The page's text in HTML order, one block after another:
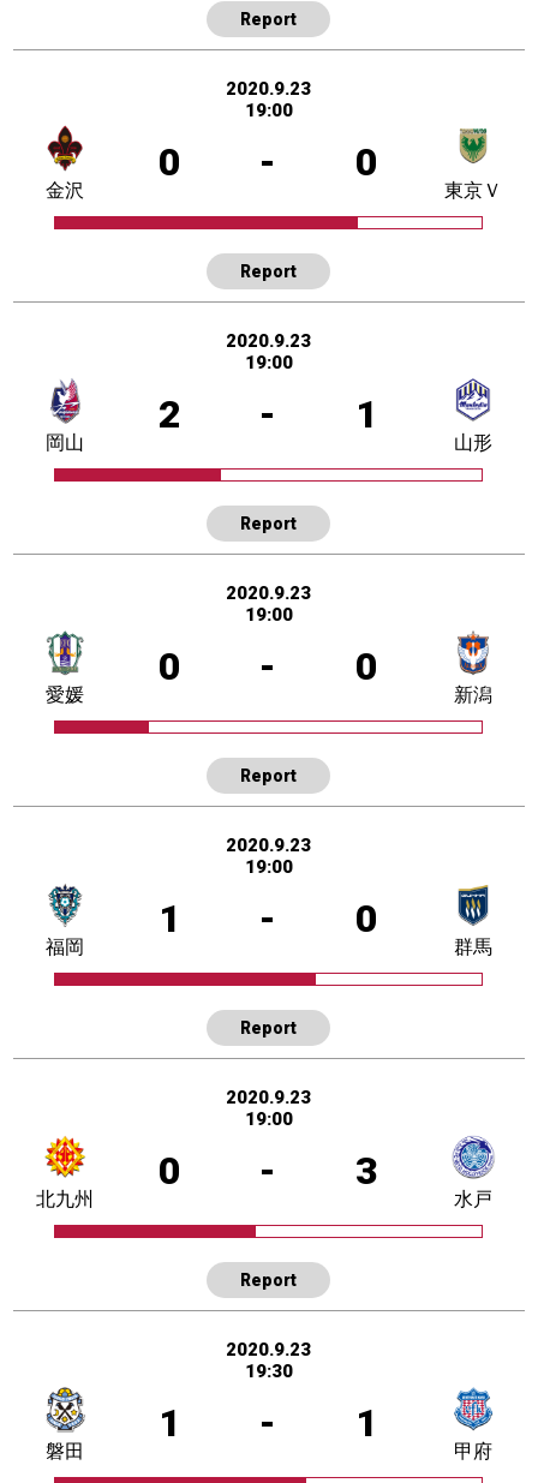
Report
2020.9.23
19:00
0 - 0
金沢 東京Ｖ
Report
2020.9.23
19:00
2 - 1
岡山 山形
Report
2020.9.23
19:00
0 - 0
愛媛 新潟
Report
2020.9.23
19:00
1 - 0
福岡 群馬
Report
2020.9.23
19:00
0 - 3
北九州 水戸
Report
2020.9.23
19:30
1 - 1
磐田 甲府